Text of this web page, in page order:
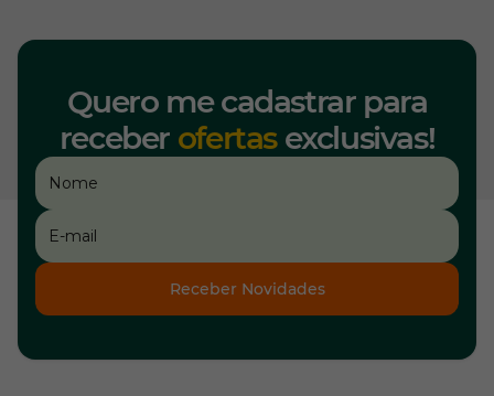
Quero me cadastrar para
receber ofertasexclusivas!
Receber Novidades